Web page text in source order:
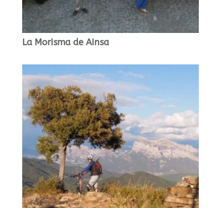
La Morisma de Ainsa